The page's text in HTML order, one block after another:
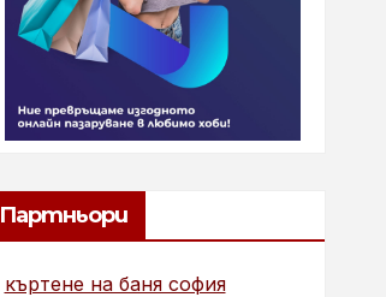
Партньори
къртене на баня софия